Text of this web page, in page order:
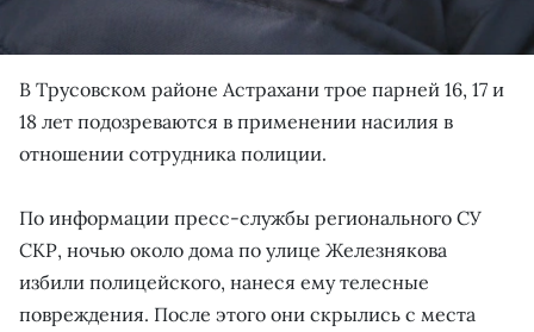
В Трусовском районе Астрахани трое парней 16, 17 и
18 лет подозреваются в применении насилия в
отношении сотрудника полиции.
По информации пресс-службы регионального СУ
СКР, ночью около дома по улице Железнякова
избили полицейского, нанеся ему телесные
повреждения. После этого они скрылись с места